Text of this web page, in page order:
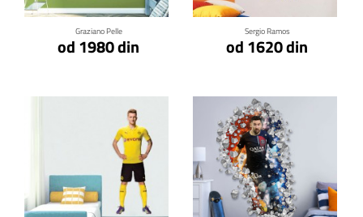
Graziano Pelle
od 1980 din
Sergio Ramos
od 1620 din
Klikni za detalje Klikni za detalje